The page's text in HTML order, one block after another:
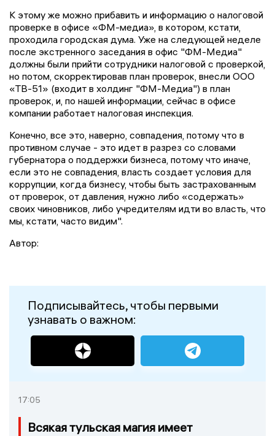
К этому же можно прибавить и информацию о налоговой
проверке в офисе «ФМ-медиа», в котором, кстати,
проходила городская дума. Уже на следующей неделе
после экстренного заседания в офис "ФМ-Медиа"
должны были прийти сотрудники налоговой с проверкой,
но потом, скорректировав план проверок, внесли ООО
«ТВ-51» (входит в холдинг "ФМ-Медиа") в план
проверок, и, по нашей информации, сейчас в офисе
компании работает налоговая инспекция.
Конечно, все это, наверно, совпадения, потому что в
противном случае - это идет в разрез со словами
губернатора о поддержки бизнеса, потому что иначе,
если это не совпадения, власть создает условия для
коррупции, когда бизнесу, чтобы быть застрахованным
от проверок, от давления, нужно либо «содержать»
своих чиновников, либо учредителям идти во власть, что
мы, кстати, часто видим".
Автор:
Подписывайтесь, чтобы первыми
узнавать о важном:
17:05
Всякая тульская магия имеет